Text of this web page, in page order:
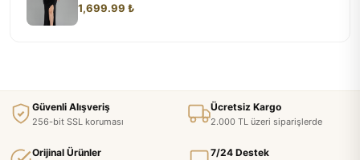
1,699.99 ₺
Güvenli Alışveriş
256-bit SSL koruması
Ücretsiz Kargo
2.000 TL üzeri siparişlerde
Orijinal Ürünler 7/24 Destek